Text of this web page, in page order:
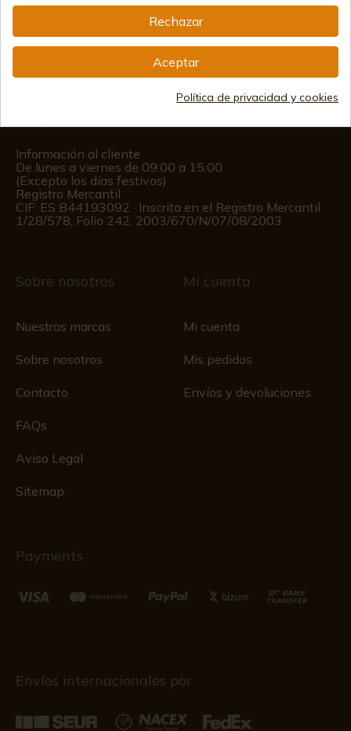
Información
info@aceros-de-hispania.com
Información al cliente
De lunes a viernes de 09:00 a 15:00
(Excepto los días festivos)
Registro Mercantil
CIF: ES B44193092 · Inscrita en el Registro Mercantil
1/28/578, Folio 242, 2003/670/N/07/08/2003
Sobre nosotros
Nuestras marcas
Sobre nosotros
Contacto
FAQs
Aviso Legal
Sitemap
Mi cuenta
Mi cuenta
Mis pedidos
Envíos y devoluciones
Payments
Envíos internacionales por
Rechazar
Aceptar
Política de privacidad y cookies